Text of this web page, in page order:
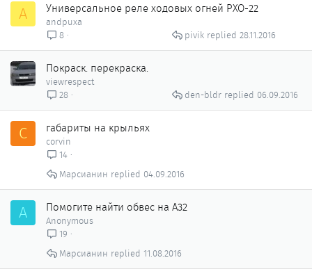
A Универсальное реле ходовых огней РХО-22
andpuxa
8
28.11.2016
pivik
Покраск. перекраска.
viewrespect
28
06.09.2016
den-bldr
C габариты на крыльях
corvin
14
04.09.2016
Марсианин
A Помогите найти обвес на А32
Anonymous
19
11.08.2016
Марсианин